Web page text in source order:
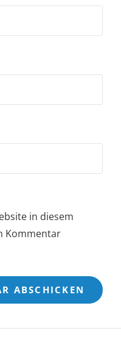
in diesem
Kommentar